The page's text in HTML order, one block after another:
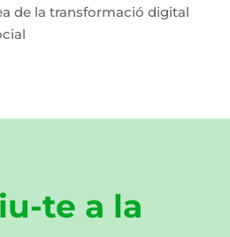
de la transformació digital
te a la